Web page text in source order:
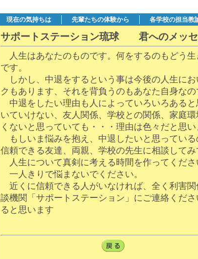
現在の気持ちは 先輩たちの体験から 各学校の担当教
サポートステーション琉球 君へのメッ
人生はあなたのものです。何をするのもどう
です。
しかし、中退をするという事は今後の人生にお
クもあります、それを背負うのもあなた自身なの
中退をしたい理由も人によっていろいろある
いていけない、友人関係、学校との関係、家庭
くないと思っていても・・・理由は色々だと思い
もしいま悩みを抱え、中退したいと思っている
信頼できる友達、両親、学校の先生に相談してみ
人生について真剣に考える時間を作ってくださ
一人きりで悩まないでください。
近くに信頼できる人がいなければ、全く利害関
談機関「サポートステーション」にご連絡くだ
ると思います